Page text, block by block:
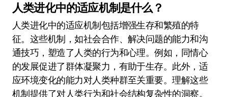
人类进化中的适应机制是什么？
人类进化中的适应机制包括增强生存和繁殖的特
征。这些机制，如社会合作、解决问题的能力和沟
通技巧，塑造了人类的行为和心理。例如，同情心
的发展促进了群体凝聚力，有助于生存。此外，适
应环境变化的能力对人类种群至关重要。理解这些
机制提供了对人类行为和社会结构复杂性的洞察。